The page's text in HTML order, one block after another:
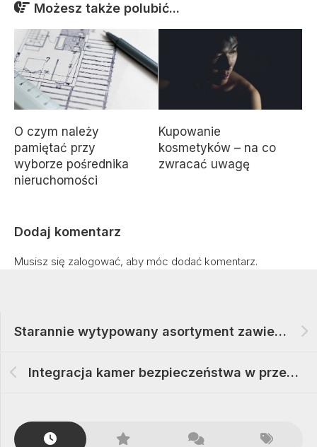
Możesz także polubić...
O czym należy
pamiętać przy
wyborze pośrednika
nieruchomości
Kupowanie
kosmetyków – na co
zwracać uwagę
Dodaj komentarz
Musisz się zalogować, aby móc dodać komentarz.
Starannie wytypowany asortyment zawierający gadżety do tenisa i badmintona
Integracja kamer bezpieczeństwa w przestrzeniach przemysłowych